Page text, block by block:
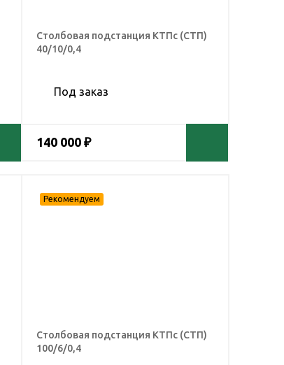
Столбовая подстанция КТПс (СТП)
40/10/0,4
Под заказ
140 000 ₽
Столбовая подстанция КТПс (СТП)
100/6/0,4